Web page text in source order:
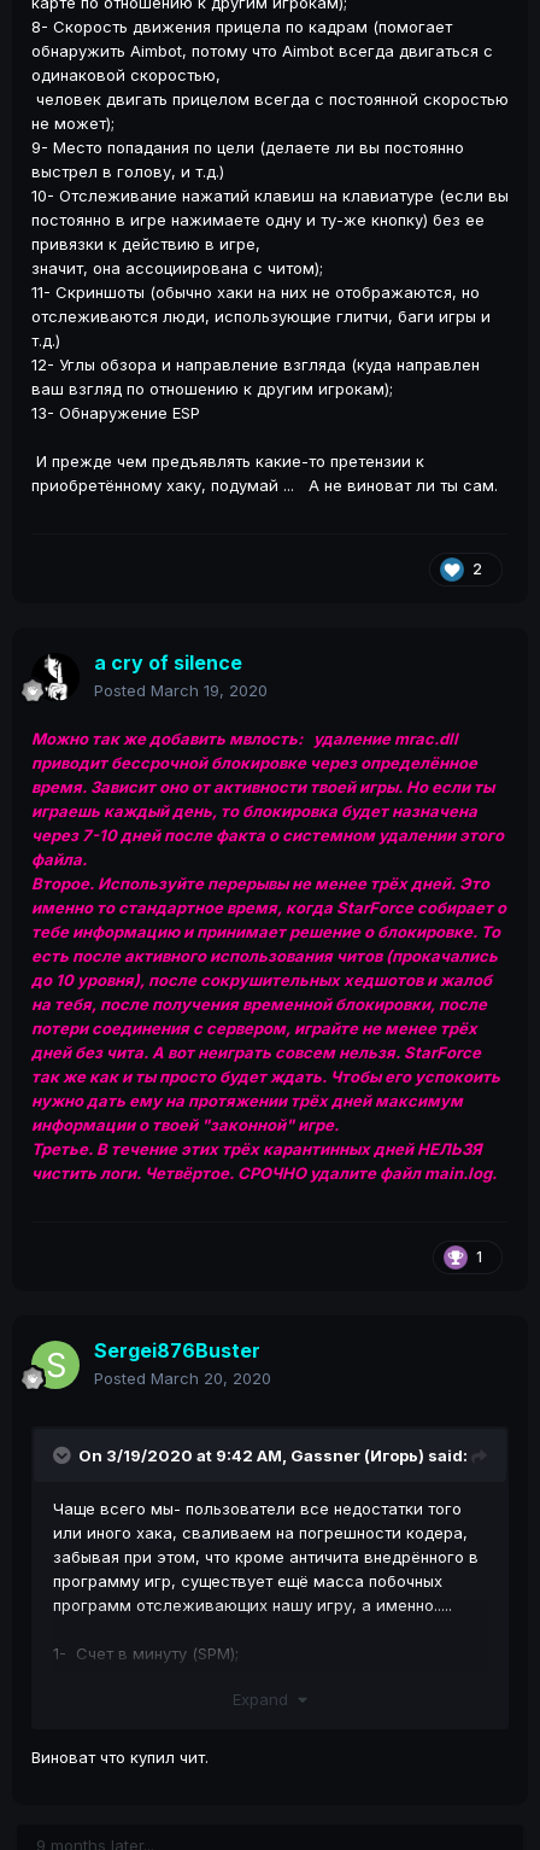
8- Скорость движения прицела по кадрам (помогает
обнаружить Aimbot, потому что Aimbot всегда двигаться с
одинаковой скоростью,
человек двигать прицелом всегда с постоянной скоростью
не может);
9- Место попадания по цели (делаете ли вы постоянно
выстрел в голову, и т.д.)
10- Отслеживание нажатий клавиш на клавиатуре (если вы
постоянно в игре нажимаете одну и ту-же кнопку) без ее
привязки к действию в игре,
значит, она ассоциирована с читом);
11- Скриншоты (обычно хаки на них не отображаются, но
отслеживаются люди, использующие глитчи, баги игры и
т.д.)
12- Углы обзора и направление взгляда (куда направлен
ваш взгляд по отношению к другим игрокам);
13- Обнаружение ESP
И прежде чем предъявлять какие-то претензии к
приобретённому хаку, подумай ... А не виноват ли ты сам.
2
a cry of silence
Posted March 19, 2020
Можно так же добавить мвлость: удаление mrac.dll
приводит бессрочной блокировке через определённое
время. Зависит оно от активности твоей игры. Но если ты
играешь каждый день, то блокировка будет назначена
через 7-10 дней после факта о системном удалении этого
файла.
Второе. Используйте перерывы не менее трёх дней. Это
именно то стандартное время, когда StarForce собирает о
тебе информацию и принимает решение о блокировке. То
есть после активного использования читов (прокачались
до 10 уровня), после сокрушительных хедшотов и жалоб
на тебя, после получения временной блокировки, после
потери соединения с сервером, играйте не менее трёх
дней без чита. А вот неиграть совсем нельзя. StarForce
так же как и ты просто будет ждать. Чтобы его успокоить
нужно дать ему на протяжении трёх дней максимум
информации о твоей "законной" игре.
Третье. В течение этих трёх карантинных дней НЕЛЬЗЯ
чистить логи. Четвёртое. СРОЧНО удалите файл main.log.
1
Sergei876Buster
Posted March 20, 2020
On 3/19/2020 at 9:42 AM, Gassner (Игорь) said:
Чаще всего мы- пользователи все недостатки того
или иного хака, сваливаем на погрешности кодера,
забывая при этом, что кроме античита внедрённого в
программу игр, существует ещё масса побочных
программ отслеживающих нашу игру, а именно.....
1- Счет в минуту (SPM);
3- Урон наносимый за выстрел (DPS);
5- Точность (вашего оружия);
Expand
Виноват что купил чит.
9 months later...